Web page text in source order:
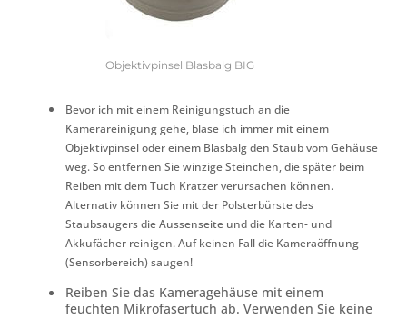
Objektivpinsel Blasbalg BIG
Bevor ich mit einem Reinigungstuch an die
Kamerareinigung gehe, blase ich immer mit einem
Objektivpinsel oder einem Blasbalg den Staub vom Gehäuse
weg. So entfernen Sie winzige Steinchen, die später beim
Reiben mit dem Tuch Kratzer verursachen können.
Alternativ können Sie mit der Polsterbürste des
Staubsaugers die Aussenseite und die Karten- und
Akkufächer reinigen. Auf keinen Fall die Kameraöffnung
(Sensorbereich) saugen!
Reiben Sie das Kameragehäuse mit einem
feuchten Mikrofasertuch ab. Verwenden Sie keine